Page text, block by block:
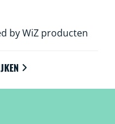
by WiZ producten